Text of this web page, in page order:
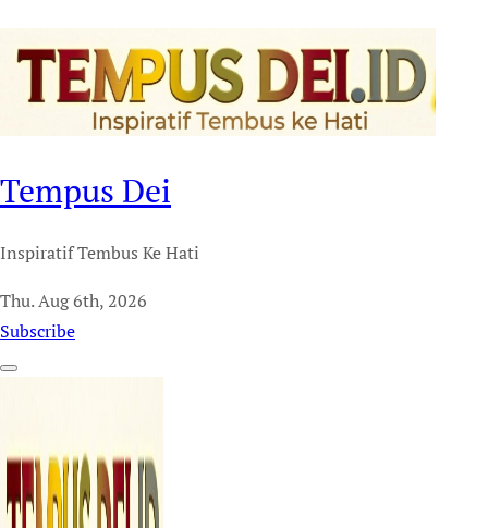
Tempus Dei
Inspiratif Tembus Ke Hati
Thu. Aug 6th, 2026
Subscribe